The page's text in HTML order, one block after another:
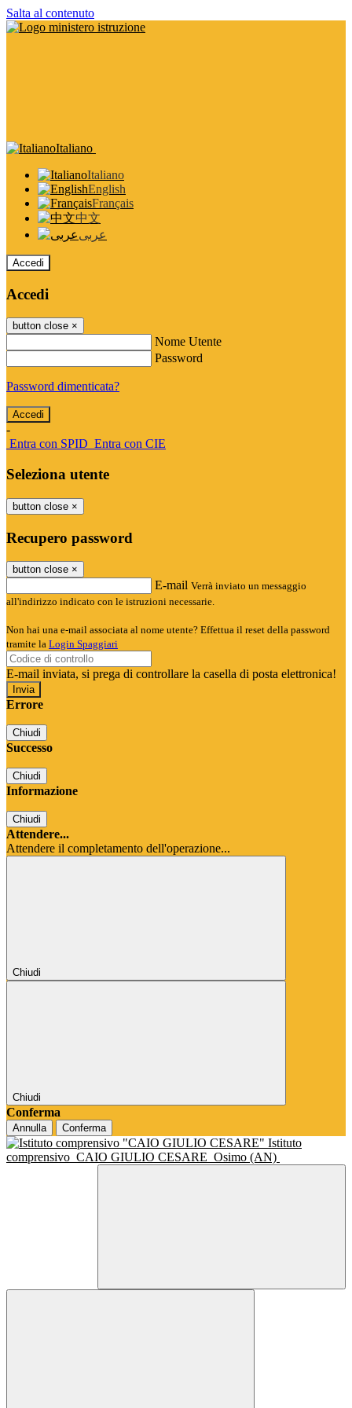
Salta al contenuto
Italiano
Italiano
English
Français
中文
عربى
Accedi
Accedi
button close ×
Nome Utente
Password
Password dimenticata?
-
Entra con SPID Entra con CIE
Seleziona utente
button close ×
Recupero password
button close ×
E-mail Verrà inviato un messaggio
all'indirizzo indicato con le istruzioni necessarie.
Non hai una e-mail associata al nome utente? Effettua il reset della password
tramite la Login Spaggiari
E-mail inviata, si prega di controllare la casella di posta elettronica!
Errore
Chiudi
Successo
Chiudi
Informazione
Chiudi
Attendere...
Attendere il completamento dell'operazione...
Chiudi
Chiudi
Conferma
Annulla Conferma
Istituto
comprensivo CAIO GIULIO CESARE Osimo (AN)